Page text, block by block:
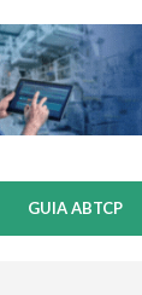
GUIA ABTCP